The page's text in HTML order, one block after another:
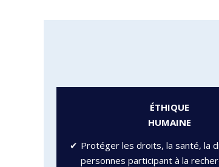
ÉTHIQUE
HUMAINE
Protéger les droits, la santé, la
personnes participant à la